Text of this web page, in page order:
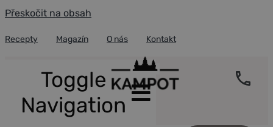
Přeskočit na obsah
Recepty Magazín O nás Kontakt
Toggle
Navigation